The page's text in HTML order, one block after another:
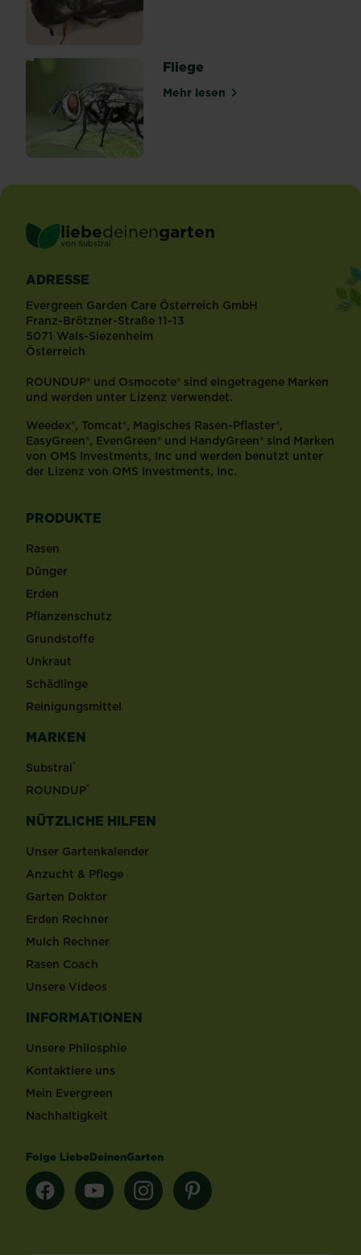
Fliege
Mehr lesenüber Fliege
liebedeinengarten
von Substral ®
ADRESSE
Evergreen Garden Care Österreich GmbH
Franz-Brötzner-Straße 11-13
5071 Wals-Siezenheim
Österreich
ROUNDUP® und Osmocote® sind eingetragene Marken
und werden unter Lizenz verwendet.
Weedex®, Tomcat®, Magisches Rasen-Pflaster®,
EasyGreen®, EvenGreen® und HandyGreen® sind Marken
von OMS Investments, Inc und werden benutzt unter
der Lizenz von OMS Investments, Inc.
PRODUKTE
Rasen
Dünger
Erden
Pflanzenschutz
Grundstoffe
Unkraut
Schädlinge
Reinigungsmittel
MARKEN
Substral®
ROUNDUP®
NÜTZLICHE HILFEN
Unser Gartenkalender
Anzucht & Pflege
Garten Doktor
Erden Rechner
Mulch Rechner
Rasen Coach
Unsere Videos
INFORMATIONEN
Unsere Philosphie
Kontaktiere uns
Mein Evergreen
Nachhaltigkeit
Folge LiebeDeinenGarten